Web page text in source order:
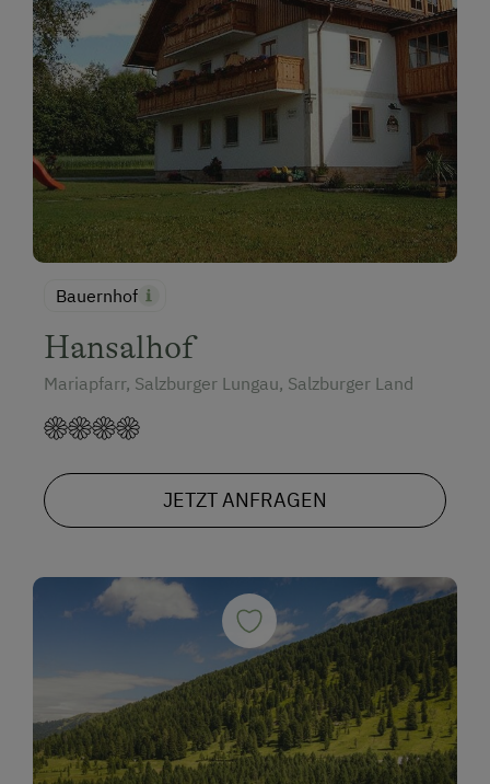
Bauernhof
Hansalhof
Mariapfarr, Salzburger Lungau, Salzburger Land
JETZT ANFRAGEN